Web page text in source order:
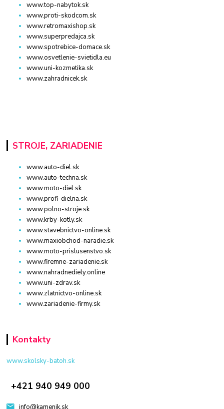
www.top-nabytok.sk
www.proti-skodcom.sk
www.retromaxishop.sk
www.superpredajca.sk
www.spotrebice-domace.sk
www.osvetlenie-svietidla.eu
www.uni-kozmetika.sk
www.zahradnicek.sk
STROJE, ZARIADENIE
www.auto-diel.sk
www.auto-techna.sk
www.moto-diel.sk
www.profi-dielna.sk
www.polno-stroje.sk
www.krby-kotly.sk
www.stavebnictvo-online.sk
www.maxiobchod-naradie.sk
www.moto-prislusenstvo.sk
www.firemne-zariadenie.sk
www.nahradnediely.online
www.uni-zdrav.sk
www.zlatnictvo-online.sk
www.zariadenie-firmy.sk
Kontakty
www.skolsky-batoh.sk
+421 940 949 000
info@kamenik.sk